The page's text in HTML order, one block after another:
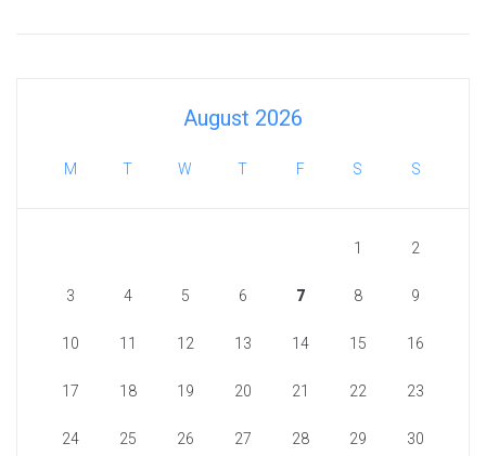
August 2026
M T W T F S S
1 2
3 4 5 6 7 8 9
10 11 12 13 14 15 16
17 18 19 20 21 22 23
24 25 26 27 28 29 30